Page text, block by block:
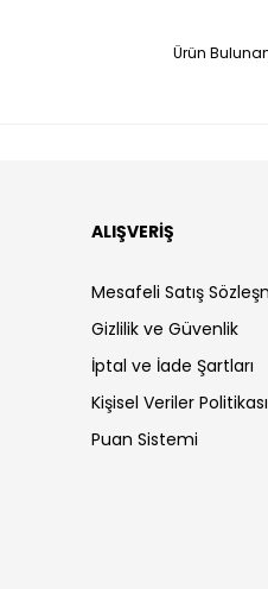
Ürün
ALIŞVERİŞ
Mesafeli Satış
Gizlilik ve Güvenlik
İptal ve İade Şartları
Kişisel Veriler Politikası
Puan Sistemi